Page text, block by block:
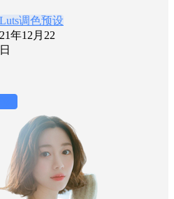
Luts调色预设
21年12月22
日